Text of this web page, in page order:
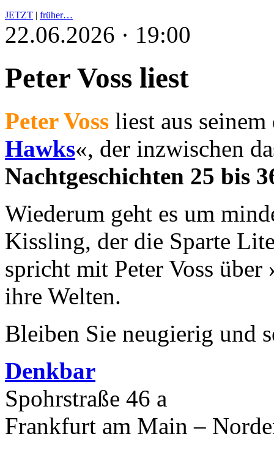
JETZT | früher…
22.06.2026 · 19:00
Peter Voss liest
Peter Voss liest aus
Hawks«, der inzwischen
Nachtgeschichten 25 bis
Wiederum geht es um
Kissling, der die Sparte
spricht mit Peter Voss
ihre Welten.
Bleiben Sie neugierig und
Denkbar
Spohrstraße 46 a
Frankfurt am Main –